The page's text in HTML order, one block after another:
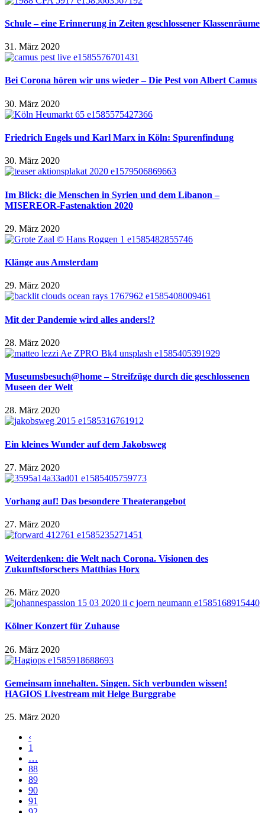
Schule – eine Erinnerung in Zeiten geschlossener Klassenräume
31. März 2020
Bei Corona hören wir uns wieder – Die Pest von Albert Camus
30. März 2020
Friedrich Engels und Karl Marx in Köln: Spurenfindung
30. März 2020
Im Blick: die Menschen in Syrien und dem Libanon –
MISEREOR-Fastenaktion 2020
29. März 2020
Klänge aus Amsterdam
29. März 2020
Mit der Pandemie wird alles anders!?
28. März 2020
Museumsbesuch@home – Streifzüge durch die geschlossenen
Museen der Welt
28. März 2020
Ein kleines Wunder auf dem Jakobsweg
27. März 2020
Vorhang auf! Das besondere Theaterangebot
27. März 2020
Weiterdenken: die Welt nach Corona. Visionen des
Zukunftsforschers Matthias Horx
26. März 2020
Kölner Konzert für Zuhause
26. März 2020
Gemeinsam innehalten. Singen. Sich verbunden wissen!
HAGIOS Livestream mit Helge Burggrabe
25. März 2020
‹
1
…
88
89
90
91